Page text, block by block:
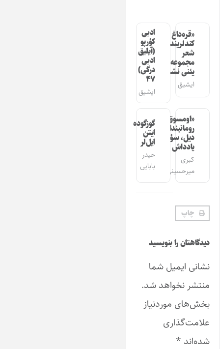
«قره‌داغ
کندلرینده»
شعر
مجموعه‌سینین
یئنی نشری
ایشیق
ادبی
کؤرپو
(آیلیق
ادبی
درگی)
۴۷
ایشیق
«اومسوق»
رومانیندا
دیل، سؤز،
یادداش
کبری
میرحسینی
گوزگوده
ایتن
ایل‌لر
حیدر
بابایی
چاپ
دیدگاهتان را بنویسید
نشانی ایمیل شما
منتشر نخواهد شد.
بخش‌های موردنیاز
علامت‌گذاری
شده‌اند *